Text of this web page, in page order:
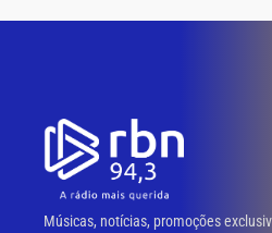
Músicas, notícias, promoções